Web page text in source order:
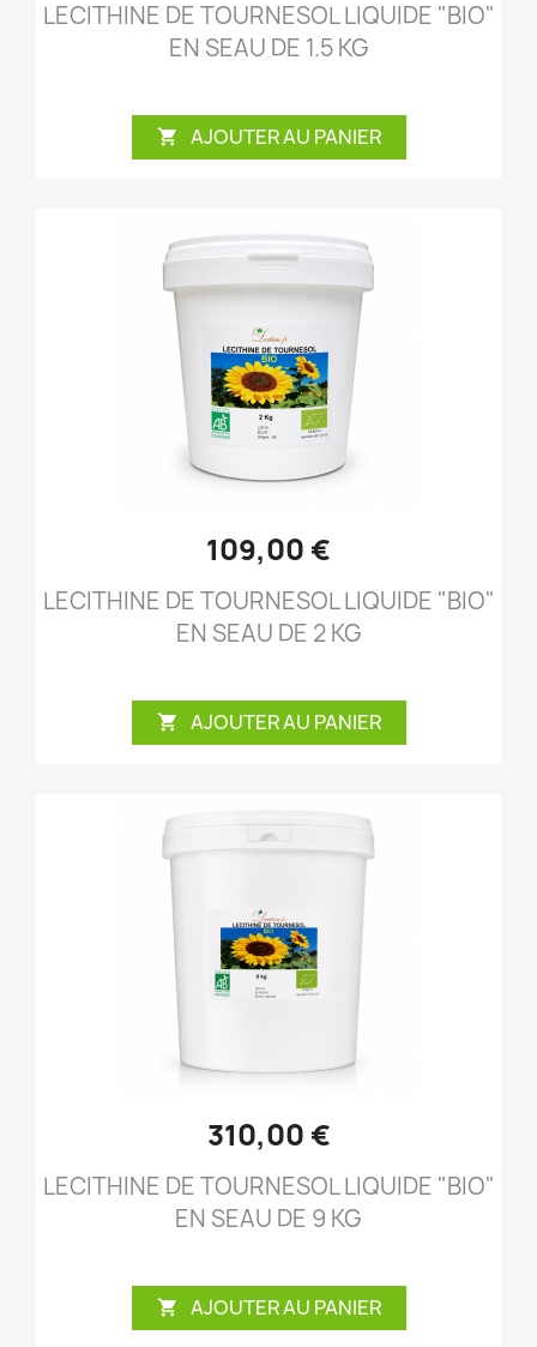
LECITHINE DE TOURNESOL LIQUIDE "BIO"
EN SEAU DE 1.5 KG
 AJOUTER AU PANIER
109,00 €
LECITHINE DE TOURNESOL LIQUIDE "BIO"
EN SEAU DE 2 KG
 AJOUTER AU PANIER
310,00 €
LECITHINE DE TOURNESOL LIQUIDE "BIO"
EN SEAU DE 9 KG
 AJOUTER AU PANIER